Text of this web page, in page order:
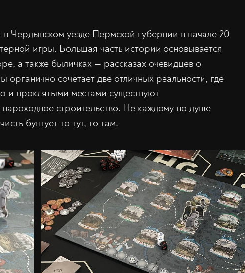
в Чердынском уезде Пермской губернии в начале 20
игры. Большая часть истории основывается
а также быличках — рассказах очевидцев о
сочетает две отличных реальности, где
и проклятыми местами существуют
строительство. Не каждому по душе
бунтует то тут, то там.